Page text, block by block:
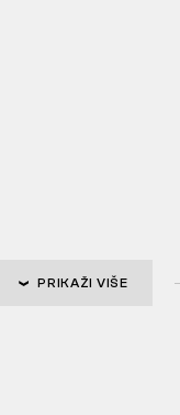
PRIKAŽI VIŠE